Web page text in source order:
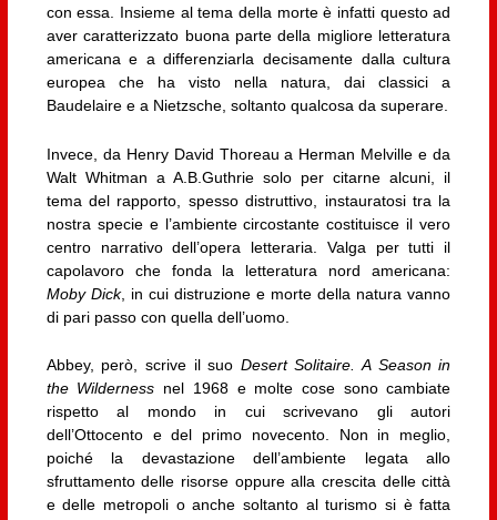
con essa. Insieme al tema della morte è infatti questo ad
aver caratterizzato buona parte della migliore letteratura
americana e a differenziarla decisamente dalla cultura
europea che ha visto nella natura, dai classici a
Baudelaire e a Nietzsche, soltanto qualcosa da superare.
Invece, da Henry David Thoreau a Herman Melville e da
Walt Whitman a A.B.Guthrie solo per citarne alcuni, il
tema del rapporto, spesso distruttivo, instauratosi tra la
nostra specie e l’ambiente circostante costituisce il vero
centro narrativo dell’opera letteraria. Valga per tutti il
capolavoro che fonda la letteratura nord americana:
Moby Dick, in cui distruzione e morte della natura vanno
di pari passo con quella dell’uomo.
Abbey, però, scrive il suo Desert Solitaire. A Season in
the Wilderness nel 1968 e molte cose sono cambiate
rispetto al mondo in cui scrivevano gli autori
dell’Ottocento e del primo novecento. Non in meglio,
poiché la devastazione dell’ambiente legata allo
sfruttamento delle risorse oppure alla crescita delle città
e delle metropoli o anche soltanto al turismo si è fatta